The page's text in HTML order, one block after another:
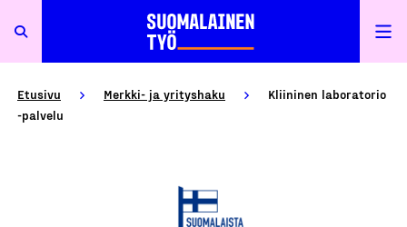
Etusivu Merkki- ja yrityshaku
Kliininen laboratorio
-palvelu